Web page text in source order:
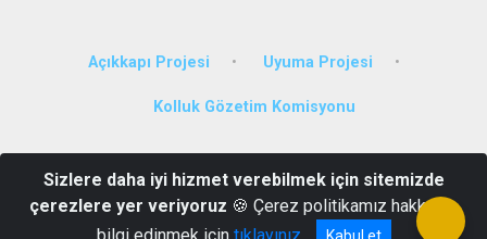
Açıkkapı Projesi Uyuma Projesi
Kolluk Gözetim Komisyonu
Artuklu/Mardin
0 482 212 33 06
Sizlere daha iyi hizmet verebilmek için sitemizde
çerezlere yer veriyoruz 🍪 Çerez politikamız hakkında